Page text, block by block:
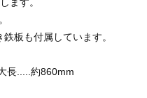
ます。
板も付属しています。
.....約860mm